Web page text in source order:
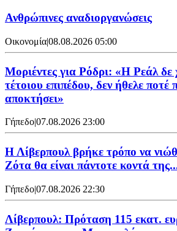
Ανθρώπινες αναδιοργανώσεις
Οικονομία|08.08.2026 05:00
Μοριέντες για Ρόδρι: «Η Ρεάλ δε
τέτοιου επιπέδου, δεν ήθελε ποτέ
αποκτήσει»
Γήπεδο|07.08.2026 23:00
Η Λίβερπουλ βρήκε τρόπο να
Ζότα θα είναι πάντοτε κοντά
Γήπεδο|07.08.2026 22:30
Λίβερπουλ: Πρόταση 115 εκατ.